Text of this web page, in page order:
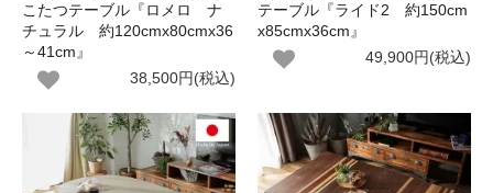
こたつテーブル『ロメロ ナ
チュラル 約120cmx80cmx36
～41cm』
38,500円(税込)
テーブル『ライド2 約150cm
x85cmx36cm』
49,900円(税込)